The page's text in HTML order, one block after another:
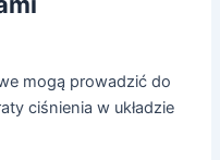
mogą prowadzić do
ciśnienia w układzie